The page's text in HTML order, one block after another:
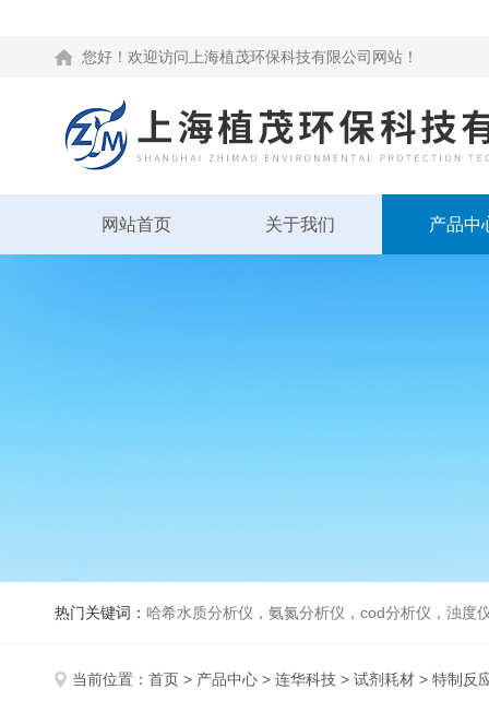
您好！欢迎访问上海植茂环保科技有限公司网站！
网站首页 关于我们 产品中
热门关键词： 哈希水质分析仪，氨氮分析仪，cod分析仪，浊度
当前位置： 首页 > 产品中心 > 连华科技 > 试剂耗材 > 特制反